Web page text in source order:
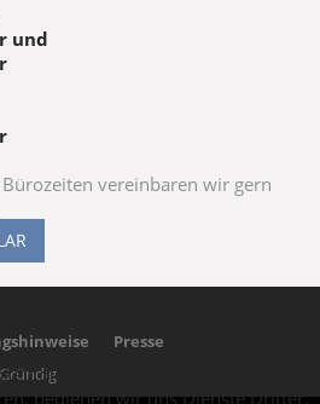
und
vereinbaren wir gern
Presse
dieser Website zu gewährleisten
bedienen wir uns Dienste Dritter,